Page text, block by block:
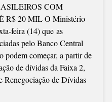
DÍVIDAS
COMEÇAR
COM
R$ 20 MIL O Ministério
feira (14) que as
pelo Banco Central
podem começar, a partir de
de dívidas da Faixa 2,
Renegociação de Dívidas